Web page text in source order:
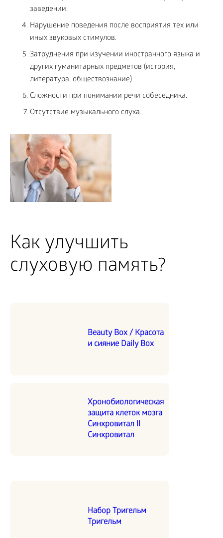
заведении.
Нарушение поведения после восприятия тех или
иных звуковых стимулов.
Затруднения при изучении иностранного языка и
других гуманитарных предметов (история,
литература, обществознание).
Сложности при понимании речи собеседника.
Отсутствие музыкального слуха.
Как улучшить
слуховую память?
Beauty Box / Красота
и сияние Daily Box
Хронобиологическая
защита клеток мозга
Синхровитал II
Синхровитал
Набор Тригельм
Тригельм